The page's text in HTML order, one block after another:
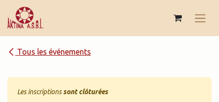
Se rendre au contenu
Tous les événements
Les inscriptionssont clôturées